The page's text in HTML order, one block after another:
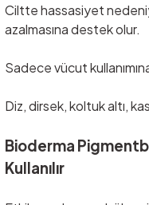
Ciltte hassasiyet
azalmasına destek olur.
Sadece vücut kullan
Diz, dirsek, koltuk altı,
Bioderma
Kullanılır